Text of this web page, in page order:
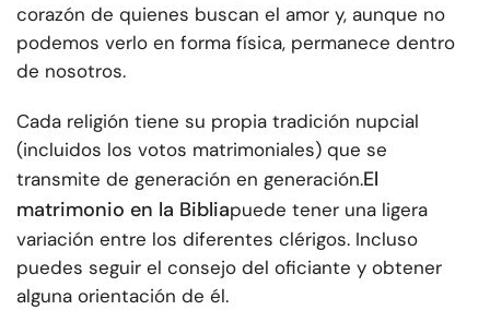
corazón de quienes buscan el amor y, aunque no
podemos verlo en forma física, permanece dentro
de nosotros.
Cada religión tiene su propia tradición nupcial
(incluidos los votos matrimoniales) que se
transmite de generación en generación.El
matrimonio en la Bibliapuede tener una ligera
variación entre los diferentes clérigos. Incluso
puedes seguir el consejo del oficiante y obtener
alguna orientación de él.